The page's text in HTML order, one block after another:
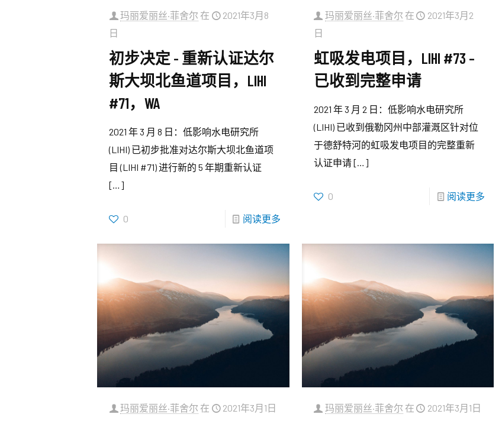
玛丽爱丽丝·菲舍尔 在
2021年3月8
日
初步决定 - 重新认证达尔
斯大坝北鱼道项目，LIHI
#71，WA
2021 年 3 月 8 日：低影响水电研究所
(LIHI) 已初步批准对达尔斯大坝北鱼道项
目 (LIHI #71) 进行新的 5 年期重新认证
[…]
0 阅读更多
玛丽爱丽丝·菲舍尔 在
2021年3月2
日
虹吸发电项目，LIHI #73 –
已收到完整申请
2021 年 3 月 2 日：低影响水电研究所
(LIHI) 已收到俄勒冈州中部灌溉区针对位
于德舒特河的虹吸发电项目的完整重新
认证申请[…]
0 阅读更多
玛丽爱丽丝·菲舍尔 在 2021年3月1日 玛丽爱丽丝·菲舍尔 在 2021年3月1日